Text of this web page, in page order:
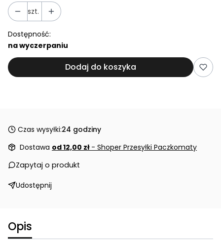
szt.
Dostępność:
na wyczerpaniu
Dodaj do koszyka
Czas wysyłki:24 godziny
Dostawa od 12,00 zł - Shoper Przesyłki Paczkomaty
Zapytaj o produkt
Udostępnij
Opis